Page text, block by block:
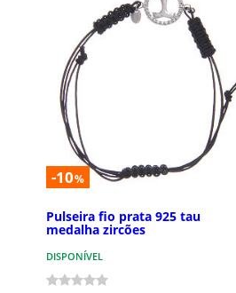
-10%
Pulseira fio prata 925 tau
medalha zircões
DISPONÍVEL